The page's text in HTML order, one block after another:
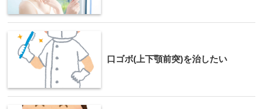
口ゴボ(上下顎前突)を治したい